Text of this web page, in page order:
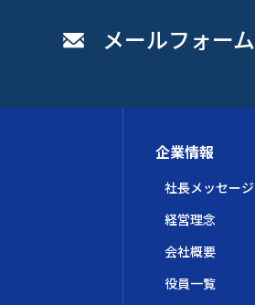
メールフォーム
企業情報
社長メッセージ
経営理念
会社概要
役員一覧